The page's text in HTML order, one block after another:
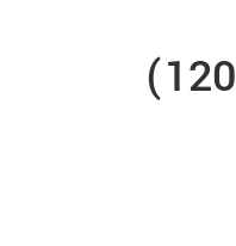
جبنة شرائح فرسانا أمريكى(120)